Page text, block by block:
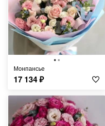
Монпансье
17 134₽